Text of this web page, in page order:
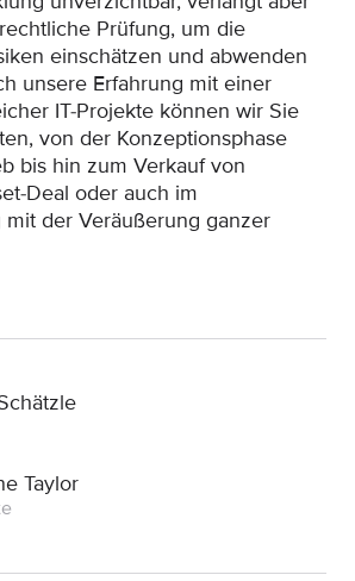
Prüfung, um die
einschätzen und abwenden
unsere Erfahrung mit einer
IT-Projekte können wir Sie
von der Konzeptionsphase
bis hin zum Verkauf von
Deal oder auch im
mit der Veräußerung ganzer
Taylor